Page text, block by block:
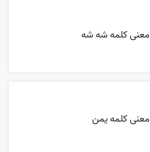
معنی کلمه شه شه
معنی کلمه یمن